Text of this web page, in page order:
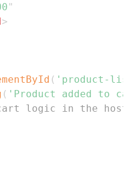
"
>
( 'product-
( 'Product added to
logic in the